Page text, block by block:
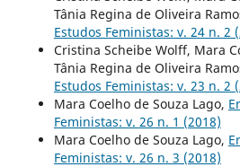
Tânia Regina de Oliveira
Estudos Feministas: v. 24 n. 2
Cristina Scheibe Wolff, Mara
Tânia Regina de Oliveira
Estudos Feministas: v. 23 n. 2
Mara Coelho de Souza Lago,
Feministas: v. 26 n. 1 (2018)
Mara Coelho de Souza Lago,
Feministas: v. 26 n. 3 (2018)